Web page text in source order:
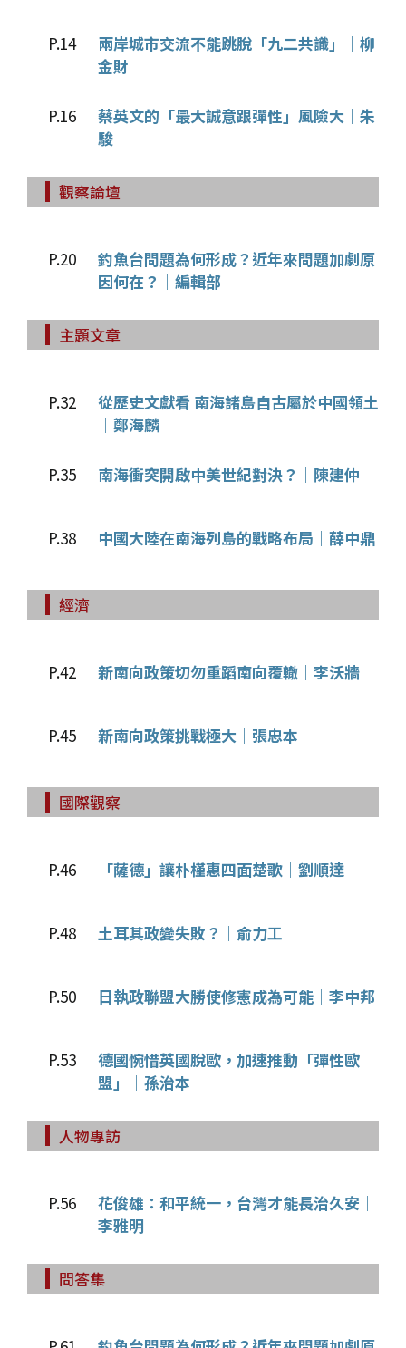
P.14
兩岸城市交流不能跳脫「九二共識」｜柳
金財
P.16
蔡英文的「最大誠意跟彈性」風險大｜朱
駿
觀察論壇
P.20
釣魚台問題為何形成？近年來問題加劇原
因何在？｜編輯部
主題文章
P.32
從歷史文獻看 南海諸島自古屬於中國領土
｜鄭海麟
P.35 南海衝突開啟中美世紀對決？｜陳建仲
P.38 中國大陸在南海列島的戰略布局｜薛中鼎
經濟
P.42 新南向政策切勿重蹈南向覆轍｜李沃牆
P.45 新南向政策挑戰極大｜張忠本
國際觀察
P.46 「薩德」讓朴槿惠四面楚歌｜劉順達
P.48 土耳其政變失敗？｜俞力工
P.50 日執政聯盟大勝使修憲成為可能｜李中邦
P.53
德國惋惜英國脫歐，加速推動「彈性歐
盟」｜孫治本
人物專訪
P.56
花俊雄：和平統一，台灣才能長治久安｜
李雅明
問答集